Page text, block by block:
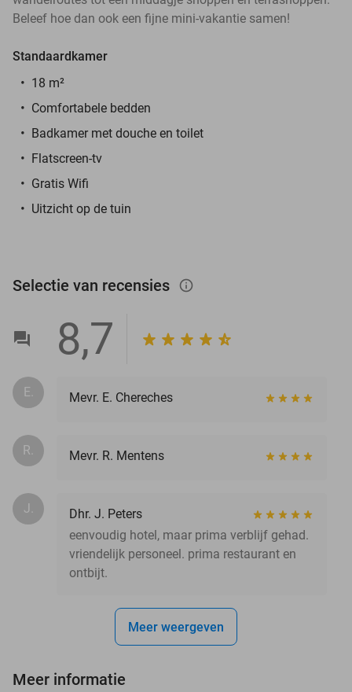
Beleef hoe dan ook een fijne mini-vakantie samen!
Standaardkamer
18 m²
Comfortabele bedden
Badkamer met douche en toilet
Flatscreen-tv
Gratis Wifi
Uitzicht op de tuin
Selectie van recensies info_outlined
8,7
E. Mevr. E. Chereches
R. Mevr. R. Mentens
J.
Dhr. J. Peters
eenvoudig hotel, maar prima verblijf gehad.
vriendelijk personeel. prima restaurant en
ontbijt.
Meer weergeven
Meer informatie